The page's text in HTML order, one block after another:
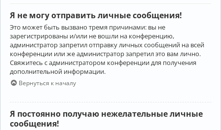
Я не могу отправить личные сообщения!
Это может быть вызвано тремя причинами: вы не
зарегистрированы и/или не вошли на конференцию,
администратор запретил отправку личных сообщений на всей
конференции или же администратор запретил это вам лично.
Свяжитесь с администратором конференции для получения
дополнительной информации.
Вернуться к началу
Я постоянно получаю нежелательные личные
сообщения!